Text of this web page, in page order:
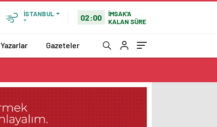
İSTANBUL
°
02:00
İMSAK'A
KALAN SÜRE
Yazarlar Gazeteler